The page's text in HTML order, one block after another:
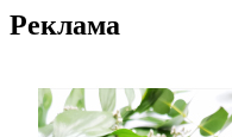
Реклама